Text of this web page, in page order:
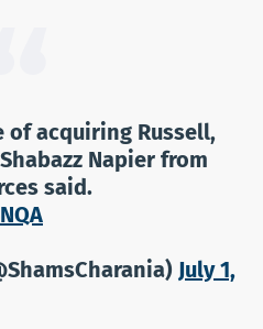
of acquiring Russell,
Napier from
said.
July 1,